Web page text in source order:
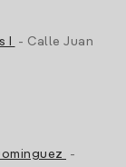
I
- Calle Juan
-